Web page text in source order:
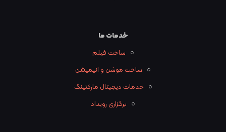
خدمات ما
○ ساخت فیلم
○ ساخت موشن و انیمیشن
○خدمات دیجیتال مارکتینگ
○ برگزاری رویداد